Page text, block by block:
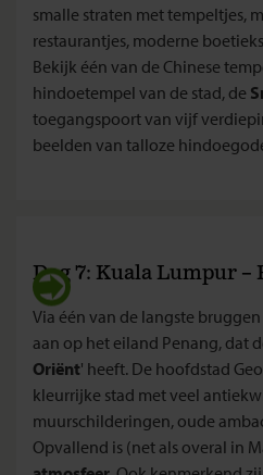
smalle straten met tempeltjes,
restaurantjes, moderne
Bekijk één van de Chinese
hindoetempel van de stad, de
toegangspoort van vijf
beelden van talloze
Dag 7: Kuala Lumpur –
Via één van de langste
aan op het eiland Penang, dat
Oriënt' heeft. De hoofdstad
kleurrijke stad met veel
muurschilderingen, oude
Opvallend is (net als overal in